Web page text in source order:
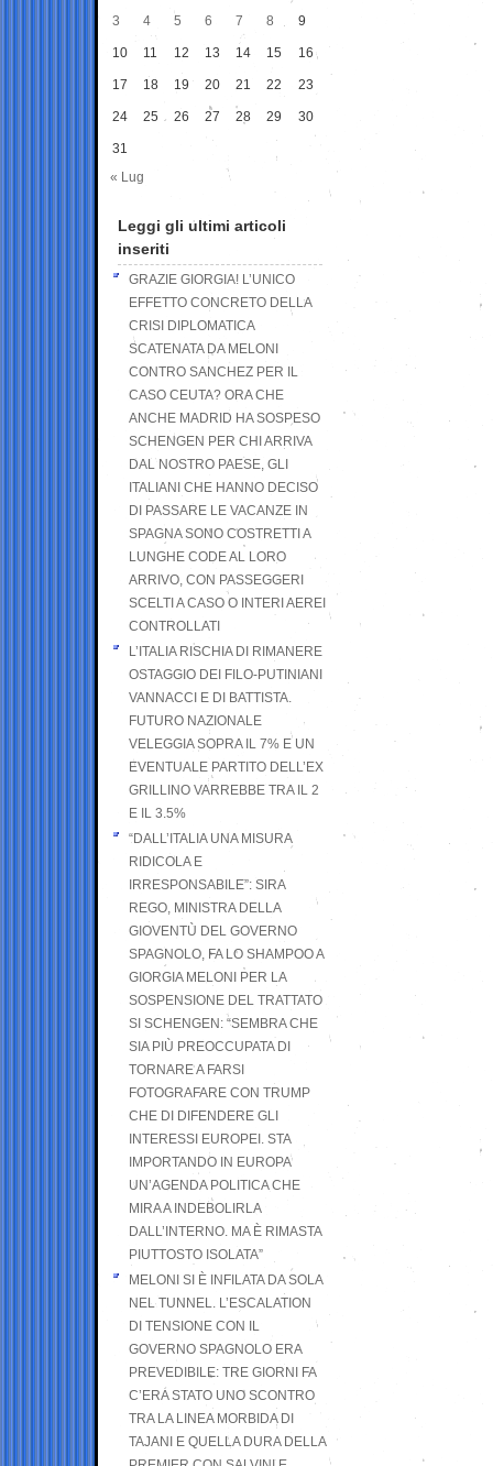
3 4 5 6 7 8 9
10 11 12 13 14 15 16
17 18 19 20 21 22 23
24 25 26 27 28 29 30
31
« Lug
Leggi gli ultimi articoli
inseriti
GRAZIE GIORGIA! L’UNICO
EFFETTO CONCRETO DELLA
CRISI DIPLOMATICA
SCATENATA DA MELONI
CONTRO SANCHEZ PER IL
CASO CEUTA? ORA CHE
ANCHE MADRID HA SOSPESO
SCHENGEN PER CHI ARRIVA
DAL NOSTRO PAESE, GLI
ITALIANI CHE HANNO DECISO
DI PASSARE LE VACANZE IN
SPAGNA SONO COSTRETTI A
LUNGHE CODE AL LORO
ARRIVO, CON PASSEGGERI
SCELTI A CASO O INTERI AEREI
CONTROLLATI
L’ITALIA RISCHIA DI RIMANERE
OSTAGGIO DEI FILO-PUTINIANI
VANNACCI E DI BATTISTA.
FUTURO NAZIONALE
VELEGGIA SOPRA IL 7% E UN
EVENTUALE PARTITO DELL’EX
GRILLINO VARREBBE TRA IL 2
E IL 3.5%
“DALL’ITALIA UNA MISURA
RIDICOLA E
IRRESPONSABILE”: SIRA
REGO, MINISTRA DELLA
GIOVENTÙ DEL GOVERNO
SPAGNOLO, FA LO SHAMPOO A
GIORGIA MELONI PER LA
SOSPENSIONE DEL TRATTATO
SI SCHENGEN: “SEMBRA CHE
SIA PIÙ PREOCCUPATA DI
TORNARE A FARSI
FOTOGRAFARE CON TRUMP
CHE DI DIFENDERE GLI
INTERESSI EUROPEI. STA
IMPORTANDO IN EUROPA
UN’AGENDA POLITICA CHE
MIRA A INDEBOLIRLA
DALL’INTERNO. MA È RIMASTA
PIUTTOSTO ISOLATA”
MELONI SI È INFILATA DA SOLA
NEL TUNNEL. L’ESCALATION
DI TENSIONE CON IL
GOVERNO SPAGNOLO ERA
PREVEDIBILE: TRE GIORNI FA
C’ERA STATO UNO SCONTRO
TRA LA LINEA MORBIDA DI
TAJANI E QUELLA DURA DELLA